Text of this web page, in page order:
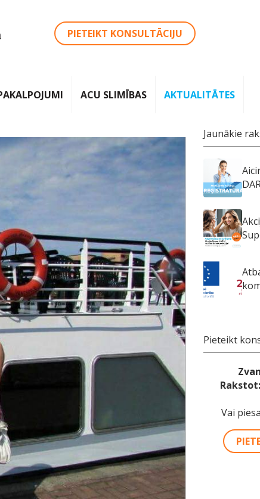
PIETEIKT KONSULTĀCIJU
ACU SLIMĪBAS AKTUALITĀTES
Jaunākie
Pieteikt
Rakstot:
Vai